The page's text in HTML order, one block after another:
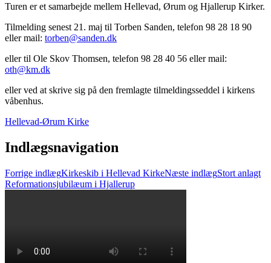
Turen er et samarbejde mellem Hellevad, Ørum og Hjallerup Kirker.
Tilmelding senest 21. maj til Torben Sanden, telefon 98 28 18 90
eller mail: torben@sanden.dk
eller til Ole Skov Thomsen, telefon 98 28 40 56 eller mail:
oth@km.dk
eller ved at skrive sig på den fremlagte tilmeldingsseddel i kirkens
våbenhus.
Hellevad-Ørum Kirke
Indlægsnavigation
Forrige indlægKirkeskib i Hellevad KirkeNæste indlægStort anlagt
Reformationsjubilæum i Hjallerup